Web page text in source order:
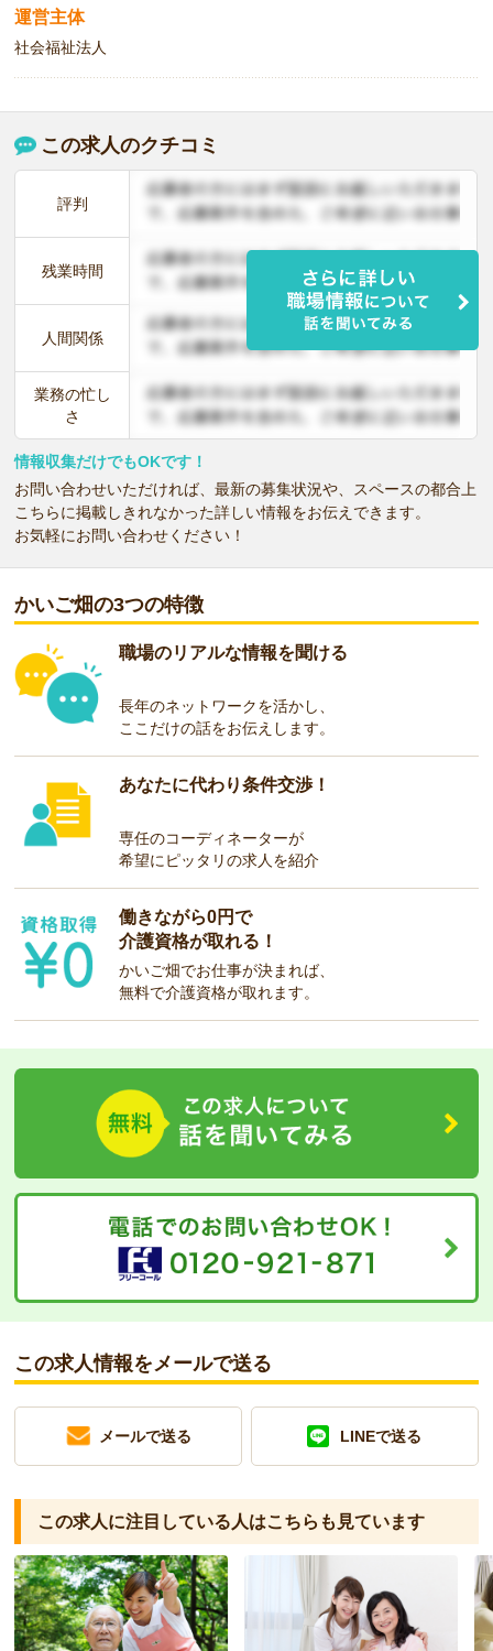
運営主体
社会福祉法人
この求人のクチコミ
評判
残業時間
人間関係
業務の忙し
さ
情報収集だけでもOKです！
お問い合わせいただければ、最新の募集状況や、スペースの都合上
こちらに掲載しきれなかった詳しい情報をお伝えできます。
お気軽にお問い合わせください！
かいご畑の3つの特徴
職場のリアルな情報を聞ける
長年のネットワークを活かし、
ここだけの話をお伝えします。
あなたに代わり条件交渉！
専任のコーディネーターが
希望にピッタリの求人を紹介
働きながら0円で
介護資格が取れる！
かいご畑でお仕事が決まれば、
無料で介護資格が取れます。
この求人情報をメールで送る
メールで送る LINEで送る
この求人に注目している人はこちらも見ています